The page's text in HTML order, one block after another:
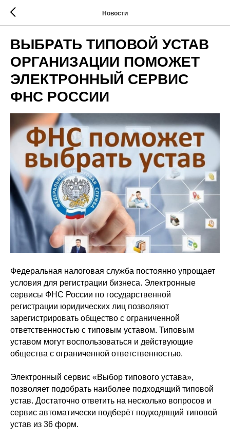
Новости
ВЫБРАТЬ ТИПОВОЙ УСТАВ
ОРГАНИЗАЦИИ ПОМОЖЕТ
ЭЛЕКТРОННЫЙ СЕРВИС
ФНС РОССИИ
Федеральная налоговая служба постоянно упрощает
условия для регистрации бизнеса. Электронные
сервисы ФНС России по государственной
регистрации юридических лиц позволяют
зарегистрировать общество с ограниченной
ответственностью с типовым уставом. Типовым
уставом могут воспользоваться и действующие
общества с ограниченной ответственностью.
Электронный сервис «Выбор типового устава»,
позволяет подобрать наиболее подходящий типовой
устав. Достаточно ответить на несколько вопросов и
сервис автоматически подберёт подходящий типовой
устав из 36 форм.